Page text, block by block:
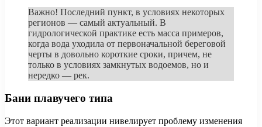
Важно! Последний пункт, в условиях некоторых
регионов — самый актуальный. В
гидрологической практике есть масса примеров,
когда вода уходила от первоначальной береговой
черты в довольно короткие сроки, причем, не
только в условиях замкнутых водоемов, но и
нередко — рек.
Бани плавучего типа
Этот вариант реализации нивелирует проблему изменения